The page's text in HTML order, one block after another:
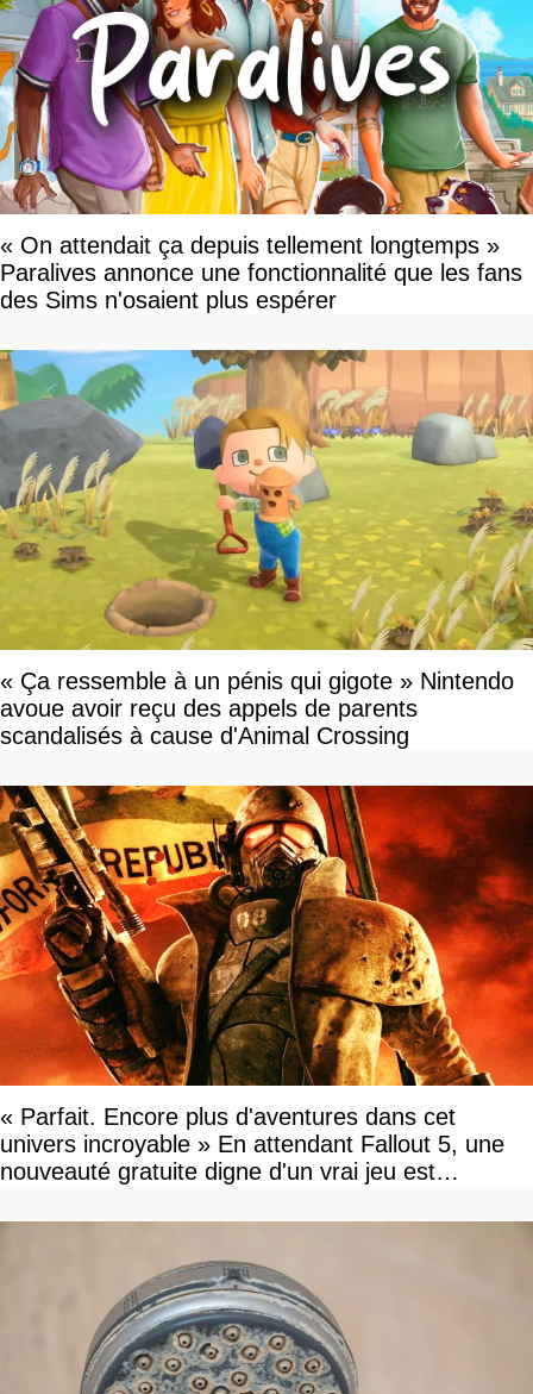
« On attendait ça depuis tellement longtemps »
Paralives annonce une fonctionnalité que les fans
des Sims n'osaient plus espérer
« Ça ressemble à un pénis qui gigote » Nintendo
avoue avoir reçu des appels de parents
scandalisés à cause d'Animal Crossing
« Parfait. Encore plus d'aventures dans cet
univers incroyable » En attendant Fallout 5, une
nouveauté gratuite digne d'un vrai jeu est